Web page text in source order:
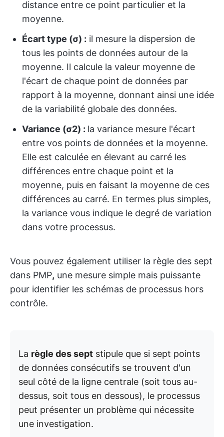
distance entre ce point particulier et la
moyenne.
Écart type (σ) : il mesure la dispersion de
tous les points de données autour de la
moyenne. Il calcule la valeur moyenne de
l'écart de chaque point de données par
rapport à la moyenne, donnant ainsi une idée
de la variabilité globale des données.
Variance (σ2) : la variance mesure l'écart
entre vos points de données et la moyenne.
Elle est calculée en élevant au carré les
différences entre chaque point et la
moyenne, puis en faisant la moyenne de ces
différences au carré. En termes plus simples,
la variance vous indique le degré de variation
dans votre processus.
Vous pouvez également utiliser la règle des sept
dans PMP, une mesure simple mais puissante
pour identifier les schémas de processus hors
contrôle.
La règle des sept stipule que si sept points
de données consécutifs se trouvent d'un
seul côté de la ligne centrale (soit tous au-
dessus, soit tous en dessous), le processus
peut présenter un problème qui nécessite
une investigation.